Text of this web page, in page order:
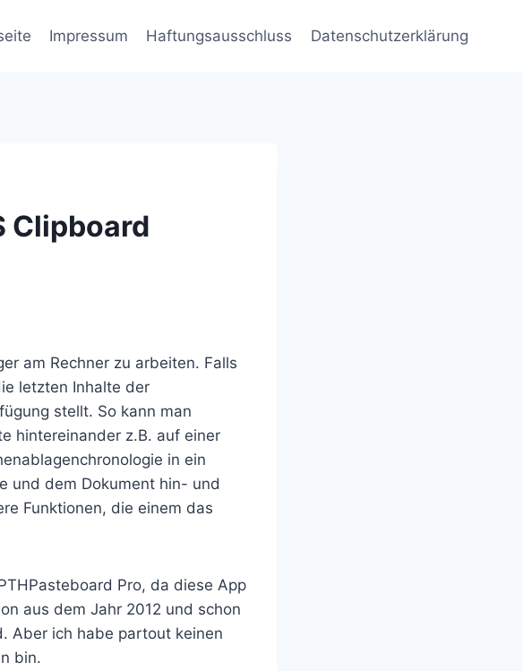
Impressum Haftungsausschluss Datenschutzerklärung
Clipboard
am Rechner zu arbeiten. Falls
letzten Inhalte der
stellt. So kann man
hintereinander z.B. auf einer
in ein
und dem Dokument hin- und
Funktionen, die einem das
Pro, da diese App
aus dem Jahr 2012 und schon
Aber ich habe partout keinen
bin.